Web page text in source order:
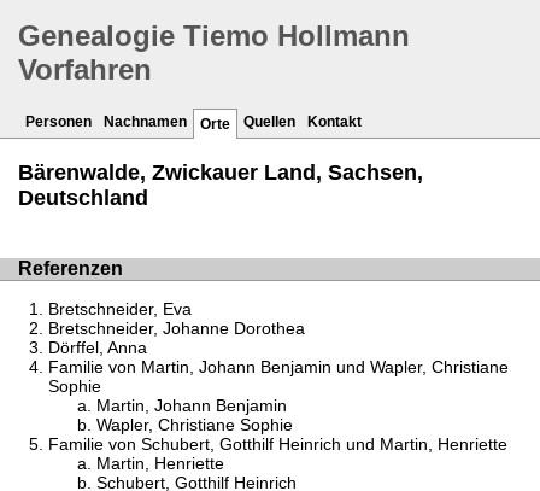
Genealogie Tiemo Hollmann
Vorfahren
Personen Nachnamen Orte Quellen Kontakt
Bärenwalde, Zwickauer Land, Sachsen,
Deutschland
Referenzen
Bretschneider, Eva
Bretschneider, Johanne Dorothea
Dörffel, Anna
Familie von Martin, Johann Benjamin und Wapler, Christiane
Sophie
Martin, Johann Benjamin
Wapler, Christiane Sophie
Familie von Schubert, Gotthilf Heinrich und Martin, Henriette
Martin, Henriette
Schubert, Gotthilf Heinrich